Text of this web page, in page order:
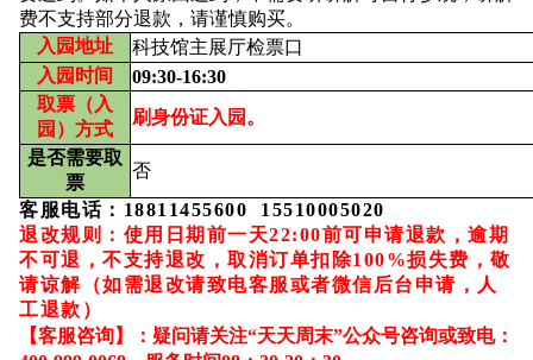
费不支持部分退款，请谨慎购买。
入园地址
科技馆主展厅检票口
入园时间
09:30-16:30
取票（入
园）方式
刷身份证入园。
是否需要取
票
否
客服电话：18811455600  15510005020
退改规则：使用日期前一天22:00前可申请退款，逾期
不可退，不支持退改，取消订单扣除100%损失费，敬
请谅解 （如需退改请致电客服或者微信后台申请，人
工退款）
【客服咨询】：疑问请关注“天天周末”公众号咨询或致电：